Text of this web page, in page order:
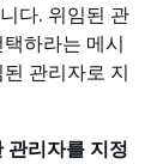
다. 위임된 관
하라는 메시
관리자로 지
관리자를 지정